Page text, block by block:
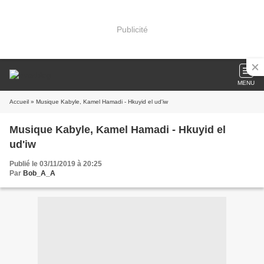
Publicité
MENU
Accueil » Musique Kabyle, Kamel Hamadi - Hkuyid el ud'iw
Musique Kabyle, Kamel Hamadi - Hkuyid el
ud'iw
Publié le 03/11/2019 à 20:25
Par Bob_A_A